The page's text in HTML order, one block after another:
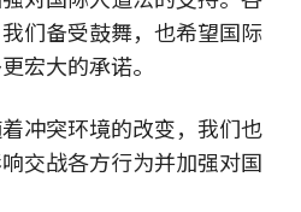
们备受鼓舞，也希望国际
宏大的承诺。
冲突环境的改变，我们也
交战各方行为并加强对国